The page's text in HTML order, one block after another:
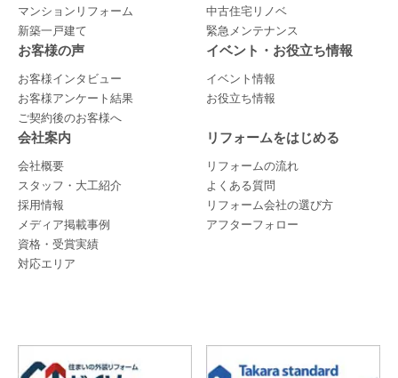
マンションリフォーム
中古住宅リノベ
新築一戸建て
緊急メンテナンス
お客様の声
お客様インタビュー
お客様アンケート結果
ご契約後のお客様へ
イベント・お役立ち情報
イベント情報
お役立ち情報
会社案内
会社概要
スタッフ・大工紹介
採用情報
メディア掲載事例
資格・受賞実績
対応エリア
リフォームをはじめる
リフォームの流れ
よくある質問
リフォーム会社の選び方
アフターフォロー